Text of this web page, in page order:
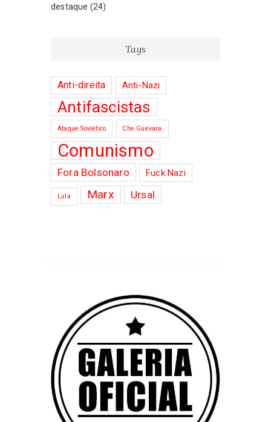
destaque (24)
Tags
Anti-direita Anti-Nazi
Antifascistas
Ataque Soviético Che Guevara
Comunismo
Fora Bolsonaro Fuck Nazi
Lula Marx Ursal